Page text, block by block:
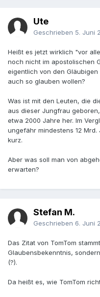
Ute
Geschrieben 5. Juni
Heißt es jetzt wirklich "vor
noch nicht im apostolischen
eigentlich von den
auch so glauben wollen?
Was ist mit den Leuten, die
aus dieser Jungfrau
etwa 2000 Jahre her. Im
ungefähr mindestens 12
kurz.
Aber was soll man von
erwarten?
Stefan M.
Geschrieben 6. Juni
Das Zitat von TomTom
Glaubensbekenntnis,
(?).
Da heißt es, wie TomTom